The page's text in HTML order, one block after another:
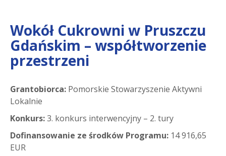
Wokół Cukrowni w Pruszczu
Gdańskim – współtworzenie
przestrzeni
Grantobiorca: Pomorskie Stowarzyszenie Aktywni
Lokalnie
Konkurs:3. konkurs interwencyjny – 2. tury
Dofinansowanie ze środków Programu: 14 916,65
EUR